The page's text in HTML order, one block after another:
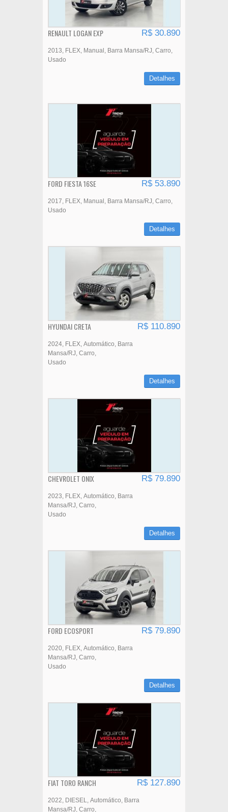
RENAULT LOGAN EXP R$ 30.890
2013 FLEX Manual Barra Mansa/RJ Carro
Usado
Detalhes
FORD FIESTA 16SE R$ 53.890
2017 FLEX Manual Barra Mansa/RJ Carro
Usado
Detalhes
HYUNDAI CRETA R$ 110.890
2024 FLEX Automático
Barra
Mansa/RJ Carro
Usado
Detalhes
CHEVROLET ONIX R$ 79.890
2023 FLEX Automático
Barra
Mansa/RJ Carro
Usado
Detalhes
FORD ECOSPORT R$ 79.890
2020 FLEX Automático
Barra
Mansa/RJ Carro
Usado
Detalhes
FIAT TORO RANCH R$ 127.890
2022 DIESEL Automático
Barra
Mansa/RJ Carro